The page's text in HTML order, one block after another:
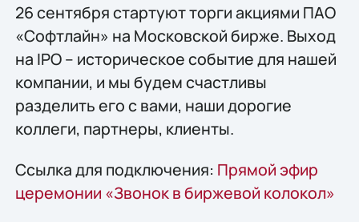
26 сентября стартуют торги акциями ПАО
«Софтлайн» на Московской бирже. Выход
на IPO – историческое событие для нашей
компании, и мы будем счастливы
разделить его с вами, наши дорогие
коллеги, партнеры, клиенты.
Ссылка для подключения: Прямой эфир
церемонии «Звонок в биржевой колокол»